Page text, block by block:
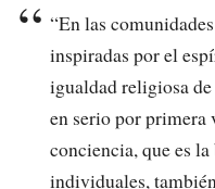
“En las
inspiradas por el
igualdad religiosa
en serio por primera
conciencia, que es
individuales,